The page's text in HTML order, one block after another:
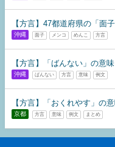
【方言】47都道府県の「面
沖縄 面子 メンコ めんこ 方言
【方言】「ばんない」の意
沖縄 ばんない 方言 意味 例文
【方言】「おくれやす」の
京都 方言 意味 例文 まとめ